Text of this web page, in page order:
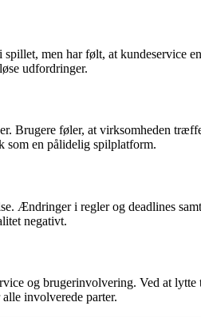
men har følt, at kundeservice
udfordringer.
Brugere føler, at virksomheden
som en pålidelig spilplatform.
Ændringer i regler og deadlines
negativt.
og brugerinvolvering. Ved at
involverede parter.